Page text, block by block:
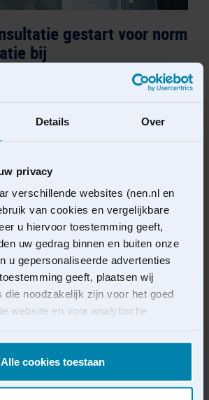
Details Over
privacy
verschillende websites (nen.nl en
van cookies en vergelijkbare
u hiervoor toestemming geeft,
uw gedrag binnen en buiten onze
u gepersonaliseerde advertenties
geeft, plaatsen wij
die noodzakelijk zijn voor het goed
website en voor analytische
voor het gebruik van cookies op
via de cookieverklaring
Alle cookies toestaan
gestart voor norm
bij
in de zorg
voor NEN 7520-1 over
bij elektronische
in de zorg samen afspraken
beheren over wie, onder welke
krijgt tot medische gegevens bij
NEN 7520-1 is
het programma NEN-EGIZ en sluit